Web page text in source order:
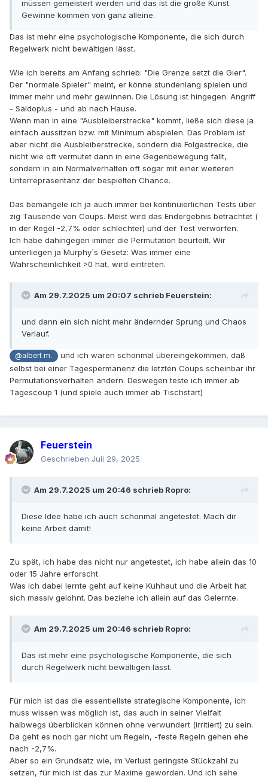
müssen gemeistert werden und das ist die große Kunst.
Gewinne kommen von ganz alleine.
Das ist mehr eine psychologische Komponente, die sich durch
Regelwerk nicht bewältigen lässt.
Wie ich bereits am Anfang schrieb: "Die Grenze setzt die Gier".
Der "normale Spieler" meint, er könne stundenlang spielen und
immer mehr und mehr gewinnen. Die Lösung ist hingegen: Angriff
- Saldoplus - und ab nach Hause.
Wenn man in eine "Ausbleiberstrecke" kommt, ließe sich diese ja
einfach aussitzen bzw. mit Minimum abspielen. Das Problem ist
aber nicht die Ausbleiberstrecke, sondern die Folgestrecke, die
nicht wie oft vermutet dann in eine Gegenbewegung fällt,
sondern in ein Normalverhalten oft sogar mit einer weiteren
Unterrepräsentanz der bespielten Chance.
Das bemängele ich ja auch immer bei kontinuierlichen Tests über
zig Tausende von Coups. Meist wird das Endergebnis betrachtet (
in der Regel -2,7% oder schlechter) und der Test verworfen.
Ich habe dahingegen immer die Permutation beurteilt. Wir
unterliegen ja Murphy´s Gesetz: Was immer eine
Wahrscheinlichkeit >0 hat, wird eintreten.
Am 29.7.2025 um 20:07 schrieb Feuerstein:
und dann ein sich nicht mehr ändernder Sprung und Chaos
Verlauf.
@albert m.
und ich waren schonmal übereingekommen, daß
selbst bei einer Tagespermanenz die letzten Coups scheinbar ihr
Permutationsverhalten ändern. Deswegen teste ich immer ab
Tagescoup 1 (und spiele auch immer ab Tischstart)
Feuerstein
Geschrieben Juli 29, 2025
Am 29.7.2025 um 20:46 schrieb Ropro:
Diese Idee habe ich auch schonmal angetestet. Mach dir
keine Arbeit damit!
Zu spät, ich habe das nicht nur angetestet, ich habe allein das 10
oder 15 Jahre erforscht.
Was ich dabei lernte geht auf keine Kuhhaut und die Arbeit hat
sich massiv gelohnt. Das beziehe ich allein auf das Gelernte.
Am 29.7.2025 um 20:46 schrieb Ropro:
Das ist mehr eine psychologische Komponente, die sich
durch Regelwerk nicht bewältigen lässt.
Für mich ist das die essentiellste strategische Komponente, ich
muss wissen was möglich ist, das auch in seiner Vielfalt
halbwegs überblicken können ohne verwundert (irritiert) zu sein.
Da geht es noch gar nicht um Regeln, -feste Regeln gehen ehe
nach -2,7%.
Aber so ein Grundsatz wie, im Verlust geringste Stückzahl zu
setzen, für mich ist das zur Maxime geworden. Und ich sehe